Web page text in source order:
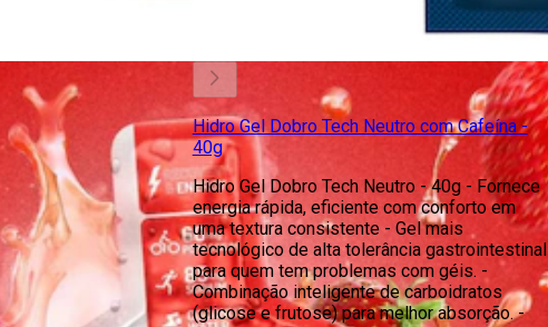
Hidro Gel Dobro Tech Neutro com Cafeína -
40g
Hidro Gel Dobro Tech Neutro - 40g - Fornece
energia rápida, eficiente com conforto em
uma textura consistente - Gel mais
tecnológico de alta tolerância gastrointestinal
para quem tem problemas com géis. -
Combinação inteligente de carboidratos
(glicose e frutose) para melhor absorção. -